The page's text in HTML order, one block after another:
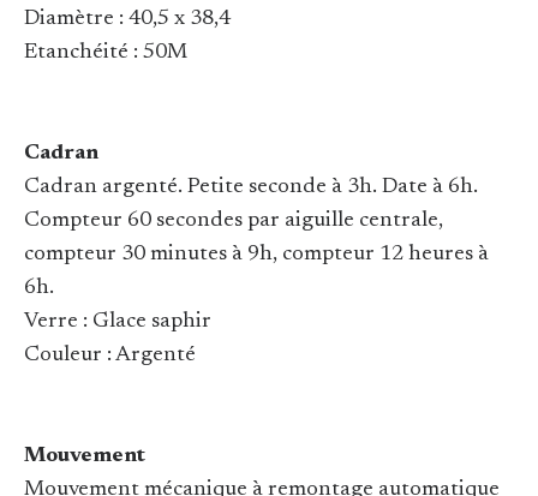
Diamètre : 40,5 x 38,4
Etanchéité : 50M
Cadran
Cadran argenté. Petite seconde à 3h. Date à 6h.
Compteur 60 secondes par aiguille centrale,
compteur 30 minutes à 9h, compteur 12 heures à
6h.
Verre : Glace saphir
Couleur : Argenté
Mouvement
Mouvement mécanique à remontage automatique